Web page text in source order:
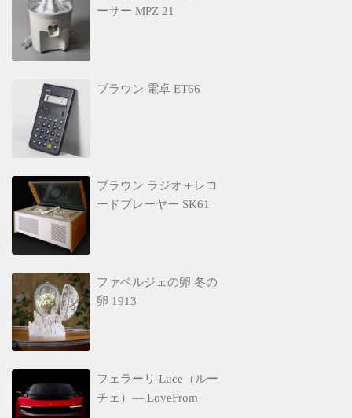
ーサー MPZ 21
ブラウン 電卓 ET66
ブラウン ラジオ＋レコ
ードプレーヤー SK61
ファベルジェの卵 冬の
卵 1913
フェラーリ Luce（ルー
チェ）— LoveFrom